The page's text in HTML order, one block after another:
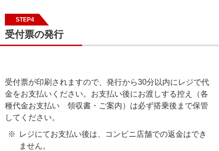
STEP4
受付票の発行
受付票が印刷されますので、発行から30分以内にレジで代
金をお支払いください。お支払い後にお渡しする控え（各
種代金お支払い 領収書・ご案内）は必ず搭乗後まで保管
してください。
レジにてお支払い後は、コンビニ店舗での返金はでき
ません。